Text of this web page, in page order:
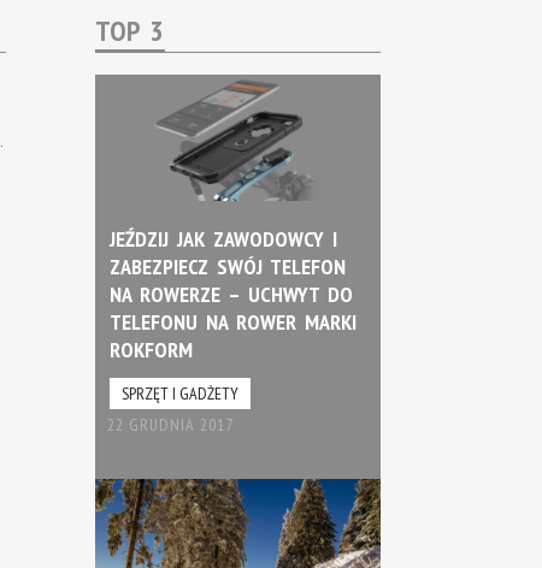
TOP 3
JEŹDZIJ JAK ZAWODOWCY I
ZABEZPIECZ SWÓJ TELEFON
NA ROWERZE – UCHWYT DO
TELEFONU NA ROWER MARKI
ROKFORM
SPRZĘT I GADŻETY
22 GRUDNIA 2017